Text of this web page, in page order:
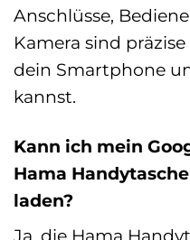
Anschlüsse,
Kamera sind
dein Smartphone
kannst.
Kann ich mein
Hama
laden?